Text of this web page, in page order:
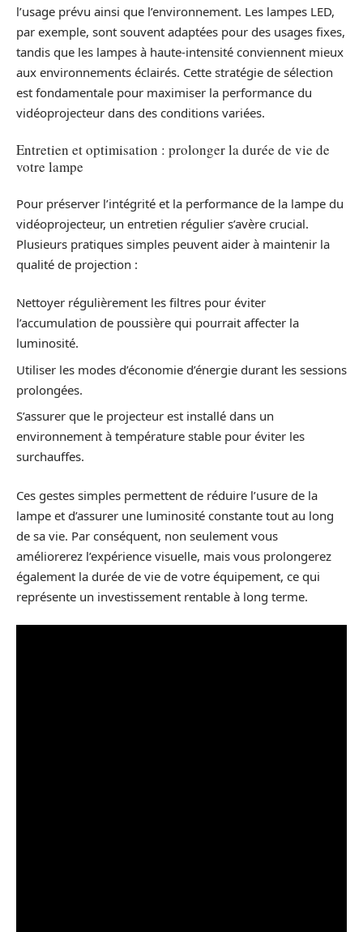
l’usage prévu ainsi que l’environnement. Les lampes LED,
par exemple, sont souvent adaptées pour des usages fixes,
tandis que les lampes à haute-intensité conviennent mieux
aux environnements éclairés. Cette stratégie de sélection
est fondamentale pour maximiser la performance du
vidéoprojecteur dans des conditions variées.
Entretien et optimisation : prolonger la durée de vie de
votre lampe
Pour préserver l’intégrité et la performance de la lampe du
vidéoprojecteur, un entretien régulier s’avère crucial.
Plusieurs pratiques simples peuvent aider à maintenir la
qualité de projection :
Nettoyer régulièrement les filtres pour éviter
l’accumulation de poussière qui pourrait affecter la
luminosité.
Utiliser les modes d’économie d’énergie durant les sessions
prolongées.
S’assurer que le projecteur est installé dans un
environnement à température stable pour éviter les
surchauffes.
Ces gestes simples permettent de réduire l’usure de la
lampe et d’assurer une luminosité constante tout au long
de sa vie. Par conséquent, non seulement vous
améliorerez l’expérience visuelle, mais vous prolongerez
également la durée de vie de votre équipement, ce qui
représente un investissement rentable à long terme.